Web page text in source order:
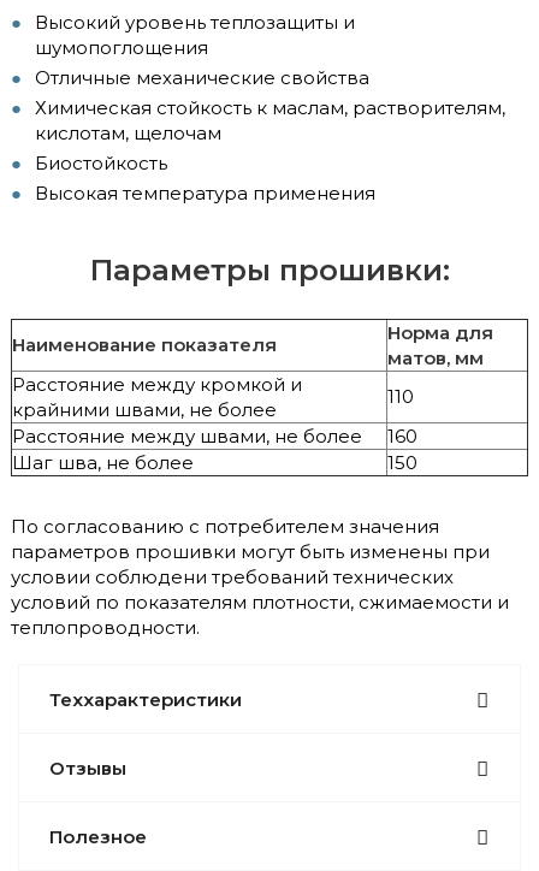
Высокий уровень теплозащиты и
шумопоглощения
Отличные механические свойства
Химическая стойкость к маслам, растворителям,
кислотам, щелочам
Биостойкость
Высокая температура применения
Параметры прошивки:
Наименование показателя
Норма для
матов, мм
Расстояние между кромкой и
крайними швами, не более
110
Расстояние между швами, не более
160
Шаг шва, не более
150
По согласованию с потребителем значения
параметров прошивки могут быть изменены при
условии соблюдени требований технических
условий по показателям плотности, сжимаемости и
теплопроводности.
Теххарактеристики
Отзывы
Полезное